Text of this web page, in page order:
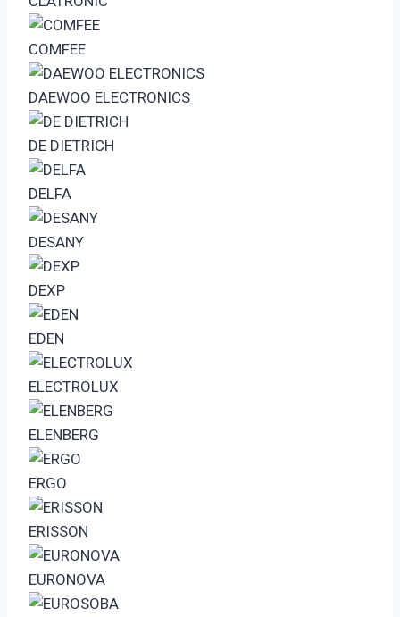
COMFEE
DAEWOO ELECTRONICS
DE DIETRICH
DELFA
DESANY
DEXP
EDEN
ELECTROLUX
ELENBERG
ERGO
ERISSON
EURONOVA